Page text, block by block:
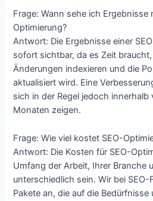
Frage: Wann sehe ich Ergebnisse
Optimierung?
Antwort: Die Ergebnisse einer
sofort sichtbar, da es Zeit
Änderungen indexieren und die
aktualisiert wird. Eine
sich in der Regel jedoch
Monaten zeigen.
Frage: Wie viel kostet SEO-
Antwort: Die Kosten für SEO-
Umfang der Arbeit, Ihrer Branche
unterschiedlich sein. Wir bei
Pakete an, die auf die Bedürfnisse